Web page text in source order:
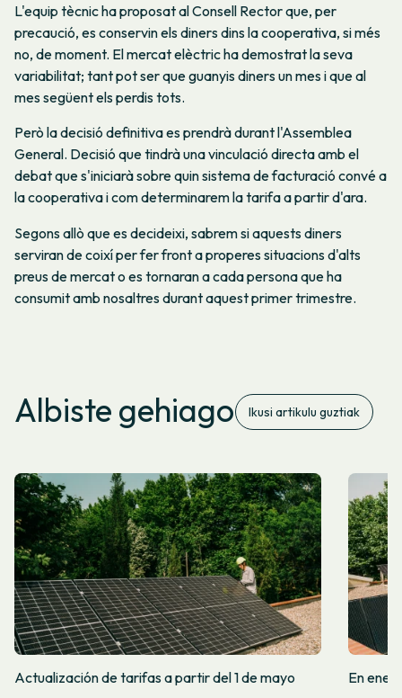
L'equip tècnic ha proposat al Consell Rector que, per
precaució, es conservin els diners dins la cooperativa, si més
no, de moment. El mercat elèctric ha demostrat la seva
variabilitat; tant pot ser que guanyis diners un mes i que al
mes següent els perdis tots.
Però la decisió definitiva es prendrà durant l'Assemblea
General. Decisió que tindrà una vinculació directa amb el
debat que s'iniciarà sobre quin sistema de facturació convé a
la cooperativa i com determinarem la tarifa a partir d'ara.
Segons allò que es decideixi, sabrem si aquests diners
serviran de coixí per fer front a properes situacions d'alts
preus de mercat o es tornaran a cada persona que ha
consumit amb nosaltres durant aquest primer trimestre.
Albiste gehiago Ikusi artikulu guztiak
Actualización de tarifas a partir del 1 de mayo En